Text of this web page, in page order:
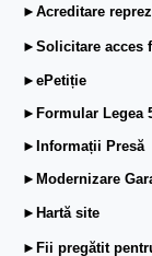
►Acreditare
►Solicitare acces
►ePetiție
►Formular Legea
►Informații Presă
►Modernizare
►Hartă site
►Fii pregătit